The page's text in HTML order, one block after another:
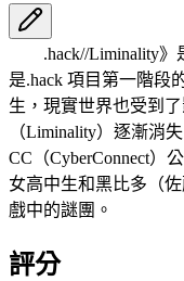
.hack//Liminality》
是.hack 項目第一階
生，現實世界也受到
（Liminality）逐漸消
CC（CyberConnect）
女高中生和黑比多（
戲中的謎團。
評分